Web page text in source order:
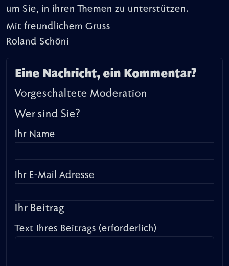
um Sie, in ihren Themen zu unterstützen.
Mit freundlichem Gruss
Roland Schöni
Eine Nachricht, ein Kommentar?
Vorgeschaltete Moderation
Wer sind Sie?
Ihr Name
Ihr E-Mail Adresse
Ihr Beitrag
Text Ihres Beitrags (erforderlich)